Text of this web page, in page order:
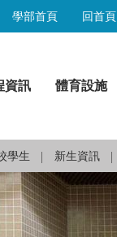
學部首頁 回首頁
資訊 體育設施
學生 新生資訊